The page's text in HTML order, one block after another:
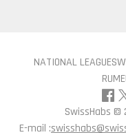
NATIONAL LEAGUE
SwissHabs ©
E-mail :